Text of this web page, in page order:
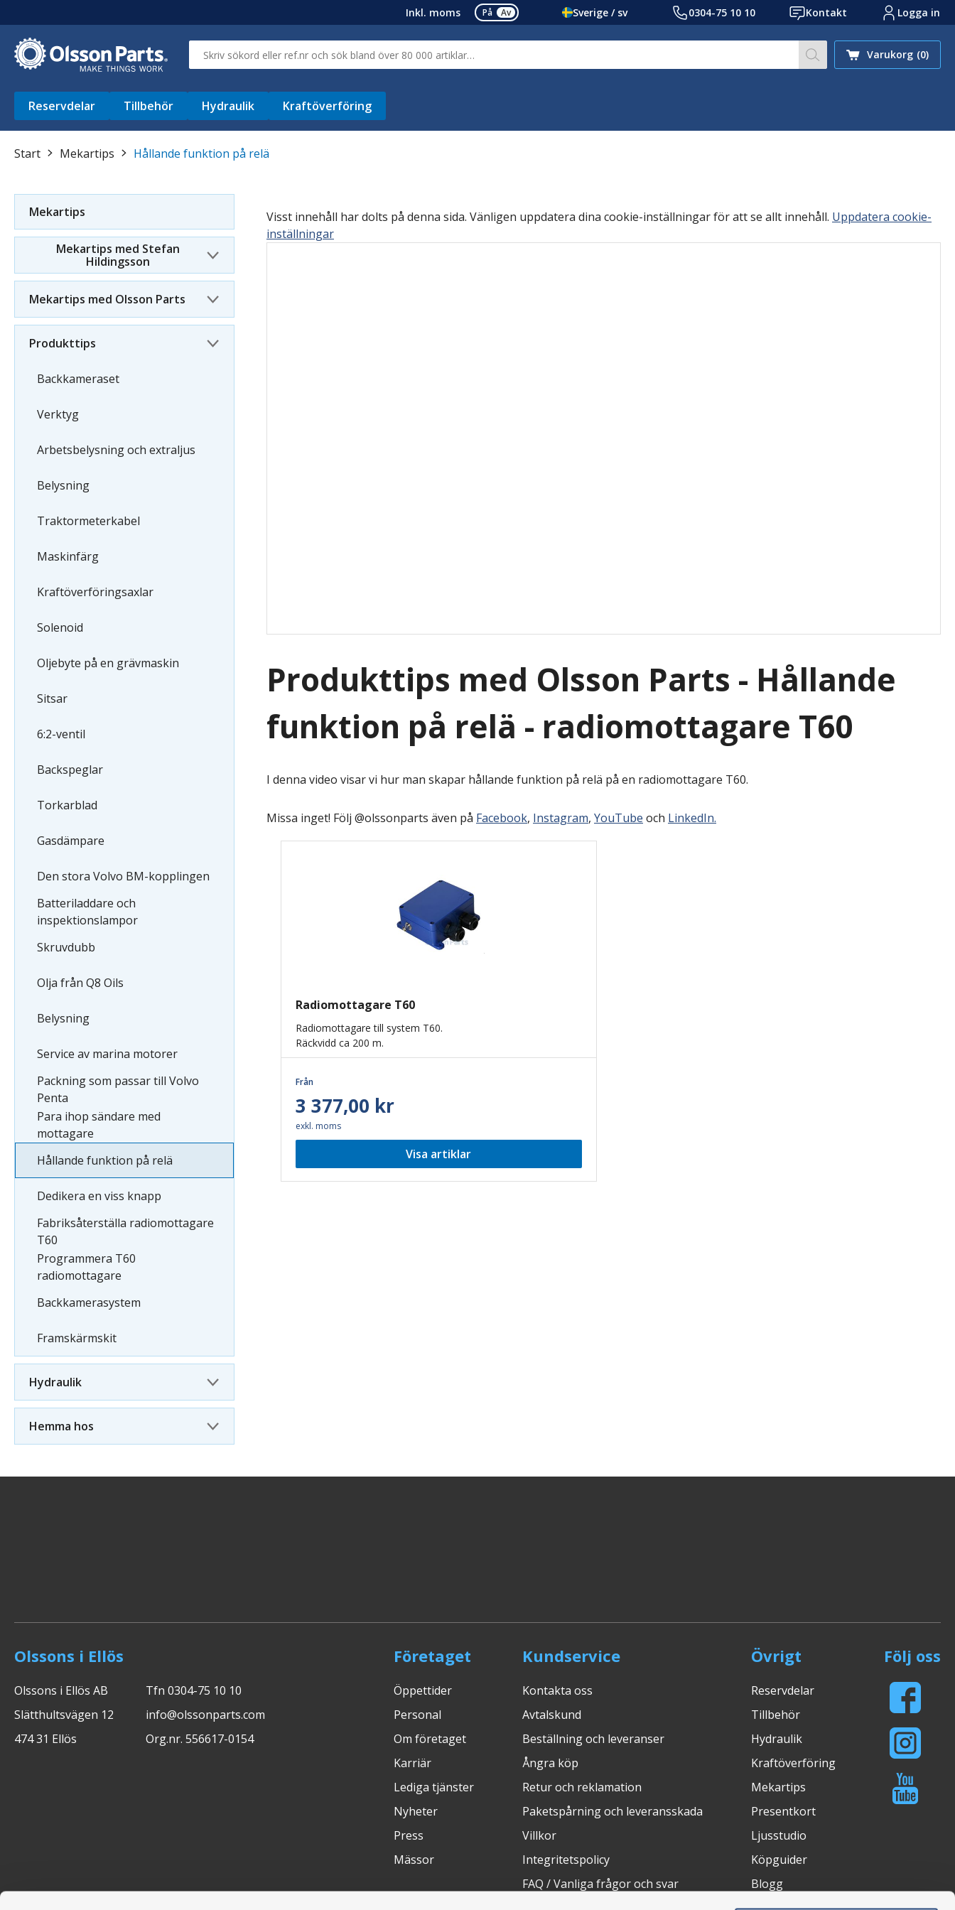
Inkl. moms På Av Sverige / sv 0304-75 10 10 Kontakt Logga in
Skriv sökord eller
Varukorg (0)
Reservdelar Tillbehör Hydraulik Kraftöverföring
Start Mekartips Hållande funktion på relä
Mekartips
Mekartips med Stefan
Hildingsson
Mekartips med Olsson Parts
Produkttips
Backkameraset
Verktyg
Arbetsbelysning och extraljus
Belysning
Traktormeterkabel
Maskinfärg
Kraftöverföringsaxlar
Solenoid
Oljebyte på en grävmaskin
Sitsar
6:2-ventil
Backspeglar
Torkarblad
Gasdämpare
Den stora Volvo BM-kopplingen
Batteriladdare och
inspektionslampor
Skruvdubb
Olja från Q8 Oils
Belysning
Service av marina motorer
Packning som passar till Volvo
Penta
Para ihop sändare med
mottagare
Hållande funktion på relä
Dedikera en viss knapp
Fabriksåterställa radiomottagare
T60
Programmera T60
radiomottagare
Backkamerasystem
Framskärmskit
Hydraulik
Hemma hos
Visst innehåll har dolts på denna sida. Vänligen uppdatera dina cookie-inställningar för att se allt innehåll. Uppdatera cookie-
inställningar
Produkttips med Olsson Parts - Hållande
funktion på relä - radiomottagare T60
I denna video visar vi hur man skapar hållande funktion på relä på en radiomottagare T60.
Missa inget! Följ @olssonparts även på Facebook, Instagram, YouTube och LinkedIn.
Radiomottagare T60
Radiomottagare till system T60.
Räckvidd ca 200 m.
Från
3 377,00 kr
exkl. moms
Visa artiklar
Olssons i Ellös
Olssons i Ellös AB
Slätthultsvägen 12
474 31 Ellös
Tfn 0304-75 10 10
info@olssonparts.com
Org.nr. 556617-0154
Företaget
Öppettider
Personal
Om företaget
Karriär
Lediga tjänster
Nyheter
Press
Mässor
Kundservice
Kontakta oss
Avtalskund
Beställning och leveranser
Ångra köp
Retur och reklamation
Paketspårning och leveransskada
Villkor
Integritetspolicy
FAQ / Vanliga frågor och svar
Övrigt
Reservdelar
Tillbehör
Hydraulik
Kraftöverföring
Mekartips
Presentkort
Ljusstudio
Köpguider
Blogg
Följ oss